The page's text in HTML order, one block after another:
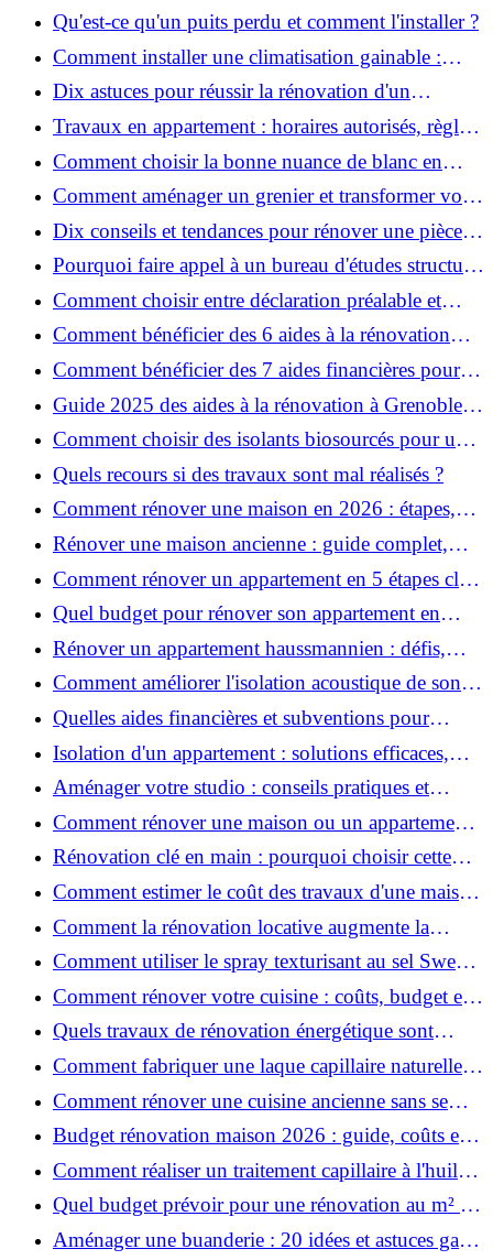
Qu'est-ce qu'un puits perdu et comment l'installer ?
Comment installer une climatisation gainable :
coût, étapes et conseils ?
Dix astuces pour réussir la rénovation d'un
appartement
Travaux en appartement : horaires autorisés, règles
et bonnes pratiques
Comment choisir la bonne nuance de blanc en
décoration et éviter les pièges ?
Comment aménager un grenier et transformer vos
combles en espace habitable ?
Dix conseils et tendances pour rénover une pièce
de la maison
Pourquoi faire appel à un bureau d'études structure
pour garantir la sécurité de vos rénovations ?
Comment choisir entre déclaration préalable et
permis de construire pour vos travaux ?
Comment bénéficier des 6 aides à la rénovation
énergétique à Grenoble ?
Comment bénéficier des 7 aides financières pour la
rénovation énergétique à Voiron ?
Guide 2025 des aides à la rénovation à Grenoble et
Voiron : MaPrimeRénov’, CEE, aides locales
Comment choisir des isolants biosourcés pour une
rénovation écologique ?
Quels recours si des travaux sont mal réalisés ?
Comment rénover une maison en 2026 : étapes,
coûts et conseils ?
Rénover une maison ancienne : guide complet,
étapes, budget et astuces
Comment rénover un appartement en 5 étapes clés
?
Quel budget pour rénover son appartement en
2026 ?
Rénover un appartement haussmannien : défis,
conseils pratiques et estimation des prix
Comment améliorer l'isolation acoustique de son
appartement ?
Quelles aides financières et subventions pour
rénover votre appartement en 2026 ?
Isolation d'un appartement : solutions efficaces,
prix et conseils
Aménager votre studio : conseils pratiques et
erreurs à éviter
Comment rénover une maison ou un appartement
avec 50 000 € : budget, étapes et astuces ?
Rénovation clé en main : pourquoi choisir cette
solution et à quoi faire attention ?
Comment estimer le coût des travaux d'une maison
?
Comment la rénovation locative augmente la
rentabilité de votre parc immobilier ?
Comment utiliser le spray texturisant au sel Sweet
Salt pour des cheveux effet plage ?
Comment rénover votre cuisine : coûts, budget et
astuces bois ?
Quels travaux de rénovation énergétique sont
éligibles à MaPrimeRénov' ?
Comment fabriquer une laque capillaire naturelle
maison ?
Comment rénover une cuisine ancienne sans se
ruiner ?
Budget rénovation maison 2026 : guide, coûts et
astuces
Comment réaliser un traitement capillaire à l'huile
maison efficace ?
Quel budget prévoir pour une rénovation au m² en
2026 ?
Aménager une buanderie : 20 idées et astuces gain